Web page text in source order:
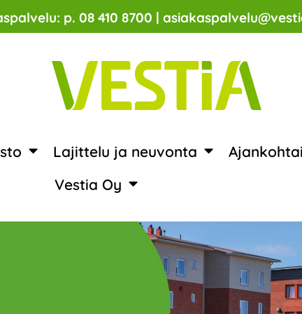
p. 08 410 8700 |
Lajittelu ja neuvonta
Vestia Oy